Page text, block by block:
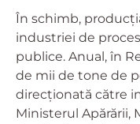
În schimb,
industriei de
publice. Anual, în
de mii de tone de
direcționată către
Ministerul Apărării,